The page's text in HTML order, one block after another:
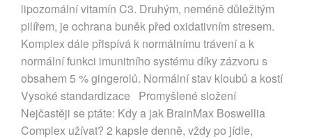
lipozomální vitamín C3. Druhým, neméně důležitým
pilířem, je ochrana buněk před oxidativním stresem.
Komplex dále přispívá k normálnímu trávení a k
normální funkci imunitního systému díky zázvoru s
obsahem 5 % gingerolů. Normální stav kloubů a kostí
Vysoké standardizace Promyšlené složení
Nejčastěji se ptáte: Kdy a jak BrainMax Boswellia
Complex užívat? 2 kapsle denně, vždy po jídle,